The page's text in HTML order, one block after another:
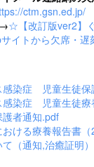
ctm.gsn.ed.jp/
☆【改訂版ver2】
イトから欠席・遅
感染症 児童生徒保
感染症 児童生徒療
者通知.pdf
ける療養報告書
（通知,治癒証明